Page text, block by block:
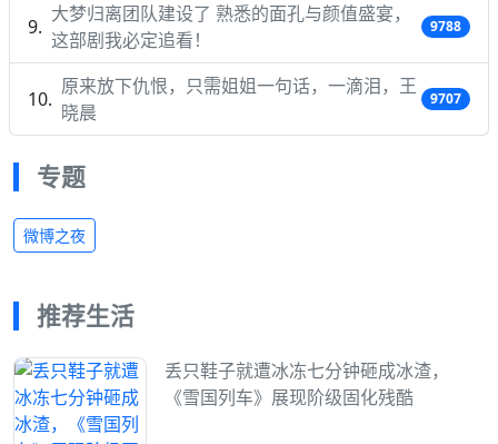
大梦归离团队建设了 熟悉的面孔与颜值盛宴，
这部剧我必定追看！
9788
原来放下仇恨，只需姐姐一句话，一滴泪，王
晓晨
9707
专题
微博之夜
推荐生活
丢只鞋子就遭冰冻七分钟砸成冰渣，
《雪国列车》展现阶级固化残酷